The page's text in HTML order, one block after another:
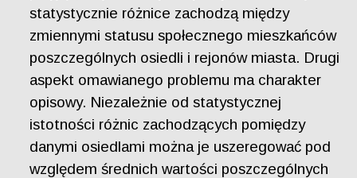
statystycznie różnice zachodzą między
zmiennymi statusu społecznego mieszkańców
poszczególnych osiedli i rejonów miasta. Drugi
aspekt omawianego problemu ma charakter
opisowy. Niezależnie od statystycznej
istotności różnic zachodzących pomiędzy
danymi osiedlami można je uszeregować pod
względem średnich wartości poszczególnych